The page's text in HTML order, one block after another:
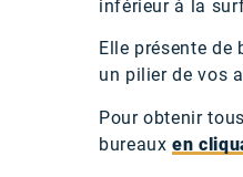
inférieur à la
Elle présente de
un pilier de vos
Pour obtenir
bureauxen